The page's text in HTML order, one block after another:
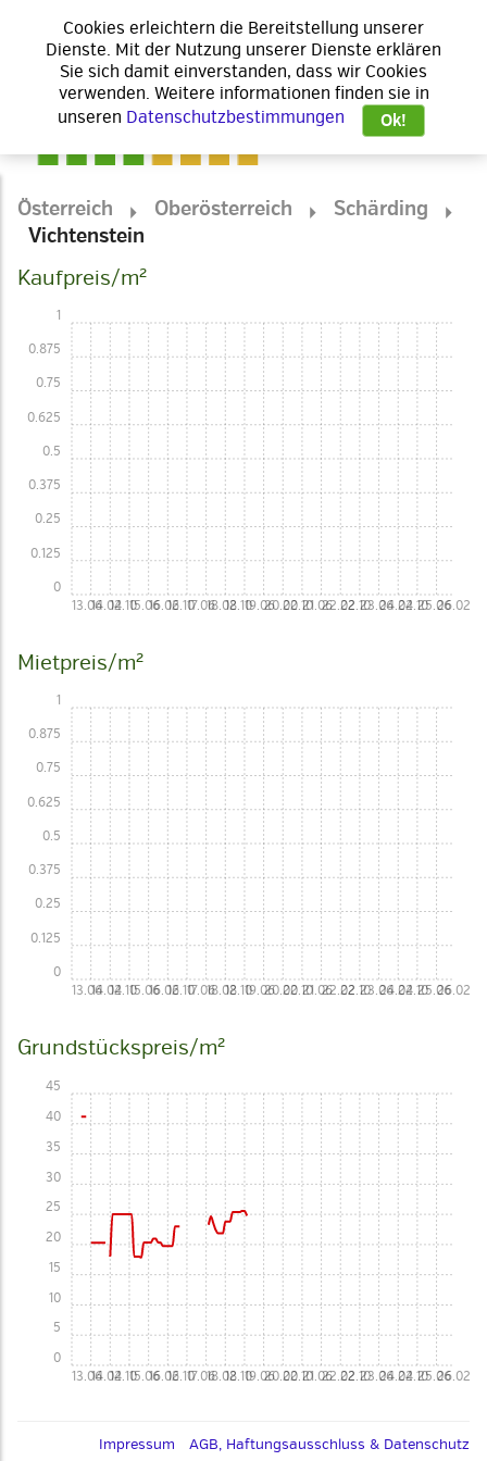
Österreich Oberösterreich
Schärding
Vichtenstein
Kaufpreis/m²
13.0614.0214.1015.0616.0216.1017.0618.0218.1019.0620.0220.1021.0622.0222.1023.0624.0224.1025.0626.02
0
0.125
0.25
0.375
0.5
0.625
0.75
0.875
1
Mietpreis/m²
13.0614.0214.1015.0616.0216.1017.0618.0218.1019.0620.0220.1021.0622.0222.1023.0624.0224.1025.0626.02
0
0.125
0.25
0.375
0.5
0.625
0.75
0.875
1
Grundstückspreis/m²
13.0614.0214.1015.0616.0216.1017.0618.0218.1019.0620.0220.1021.0622.0222.1023.0624.0224.1025.0626.02
0
5
10
15
20
25
30
35
40
45
Impressum AGB, Haftungsausschluss & Datenschutz
Cookies erleichtern die Bereitstellung unserer
Dienste. Mit der Nutzung unserer Dienste erklären
Sie sich damit einverstanden, dass wir Cookies
verwenden. Weitere informationen finden sie in
unseren Datenschutzbestimmungen Ok!